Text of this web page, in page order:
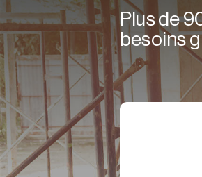
Plus de
besoins